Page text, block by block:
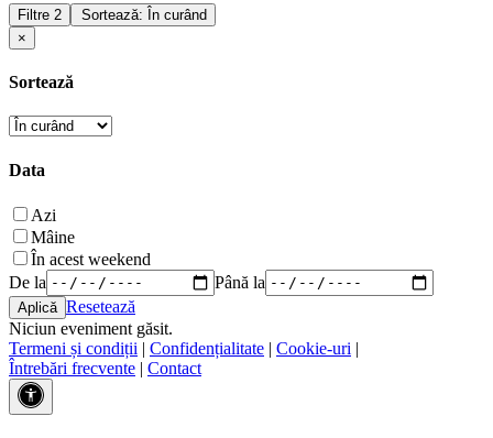
Filtre 2
Sortează: În curând
×
Sortează
Data
Azi
Mâine
În acest weekend
De la
Până la
Resetează
Niciun eveniment găsit.
Termeni și condiții | Confidențialitate | Cookie-uri |
Întrebări frecvente | Contact